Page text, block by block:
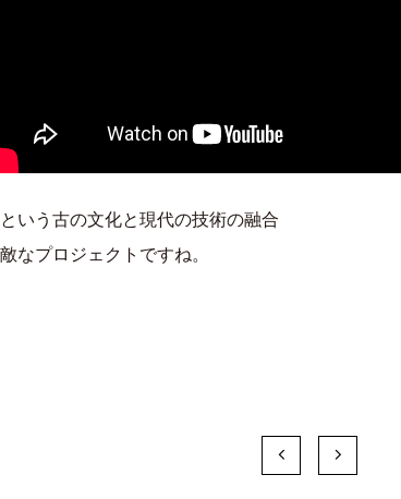
いう古の文化と現代の技術の融合
なプロジェクトですね。